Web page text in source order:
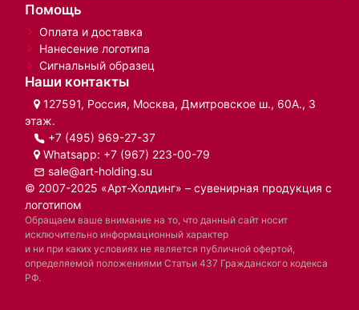
Помощь
Оплата и доставка
Нанесение логотипа
Сигнальный образец
Наши контакты
127591, Россия, Москва, Дмитровское ш., 60А., 3
этаж.
+7 (495) 969-27-37
Whatsapp: +7 (967) 223-00-79
sale@art-holding.su
© 2007-2025 «Арт-Холдинг» – сувенирная продукция с
логотипом
Обращаем ваше внимание на то, что данный сайт носит
исключительно информационный характер
и ни при каких условиях не является публичной офертой,
определяемой положениями Статьи 437 Гражданского кодекса
РФ.